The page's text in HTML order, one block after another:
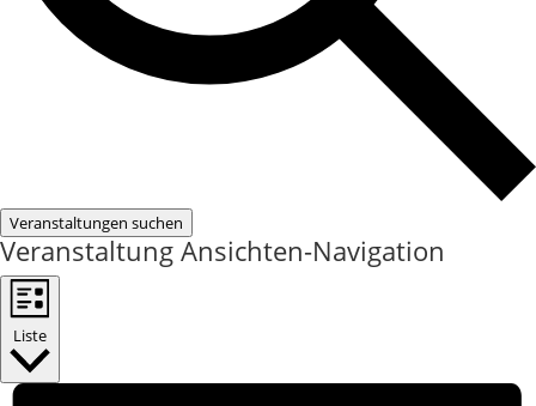
Veranstaltungen suchen
Veranstaltung Ansichten-Navigation
Liste